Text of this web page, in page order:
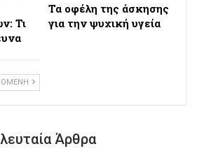
Τι
Τα οφέλη της άσκησης
για την ψυχική υγεία
Άρθρα